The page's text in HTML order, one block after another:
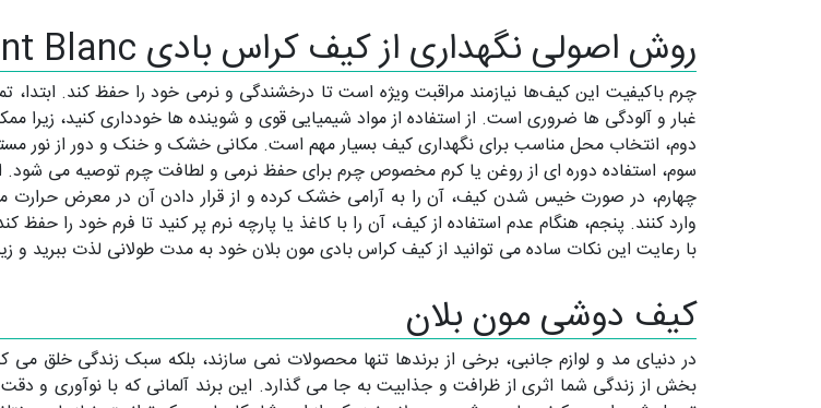
روش اصولی نگهداری از کیف کراس بادی Mont Blanc
چرم باکیفیت این کیف‌ها نیازمند مراقبت ویژه است تا درخشندگی و نرمی خود را حفظ کند.
غبار و آلودگی ‌ها ضروری است. از استفاده از مواد شیمیایی قوی و شوینده‌ ها خودداری کنید،
دوم، انتخاب محل مناسب برای نگهداری کیف بسیار مهم است. مکانی خشک و خنک و دور از نور
سوم، استفاده دوره ‌ای از روغن یا کرم مخصوص چرم برای حفظ نرمی و لطافت چرم توصیه می‌
چهارم، در صورت خیس شدن کیف، آن را به آرامی خشک کرده و از قرار دادن آن در معرض حرارت
وارد کنند. پنجم، هنگام عدم استفاده از کیف، آن را با کاغذ یا پارچه نرم پر کنید تا فرم خود را حفظ
با رعایت این نکات ساده می ‌توانید از کیف کراس بادی مون بلان خود به مدت طولانی لذت ببرید و
کیف دوشی مون بلان
در دنیای مد و لوازم جانبی، برخی از برندها تنها محصولات نمی سازند، بلکه سبک زندگی خلق
بخش از زندگی شما اثری از ظرافت و جذابیت به جا می گذارد. این برند آلمانی که با نوآوری و